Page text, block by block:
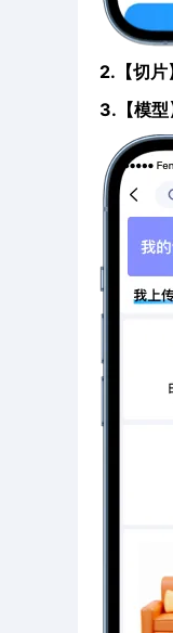
2.【切片
3.【模型